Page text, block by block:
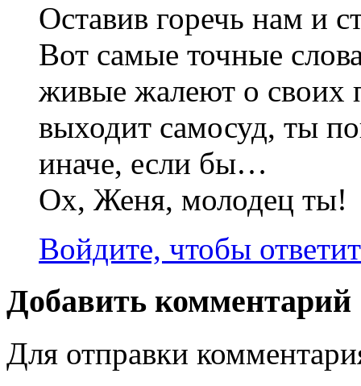
Оставив горечь нам и
Вот самые точные
живые жалеют о своих
выходит самосуд, ты
иначе, если бы…
Ох, Женя, молодец ты!
Войдите, чтобы
Добавить комментарий
Для отправки